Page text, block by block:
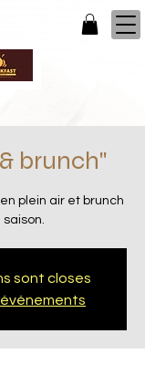
brunch"
plein air et brunch
sont closes